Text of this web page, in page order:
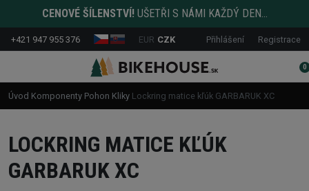
CENOVÉ ŠÍLENSTVÍ! UŠETŘI S NÁMI KAŽDÝ DEN...
+421 947 955 376 EUR CZK Přihlášení Registrace
0
Úvod Komponenty Pohon Kliky Lockring matice kľúk GARBARUK XC
LOCKRING MATICE KĽÚK
GARBARUK XC